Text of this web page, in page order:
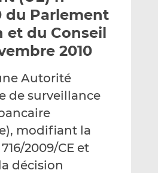
e
r
p
a
e
m
i
l
g
e
r
s
r
L
n
k
e
d
g
e
r
s
r
F
c
e
b
o
du Parlement
et du Conseil
2010
Autorité
de surveillance
modifiant la
2009/CE et
décision